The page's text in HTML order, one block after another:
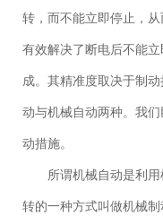
转，而不能立即停止，
有效解决了断电后不能
成。其精准度取决于制
动与机械自动两种。我
动措施。
所谓机械自动是利
转的一种方式叫做机械